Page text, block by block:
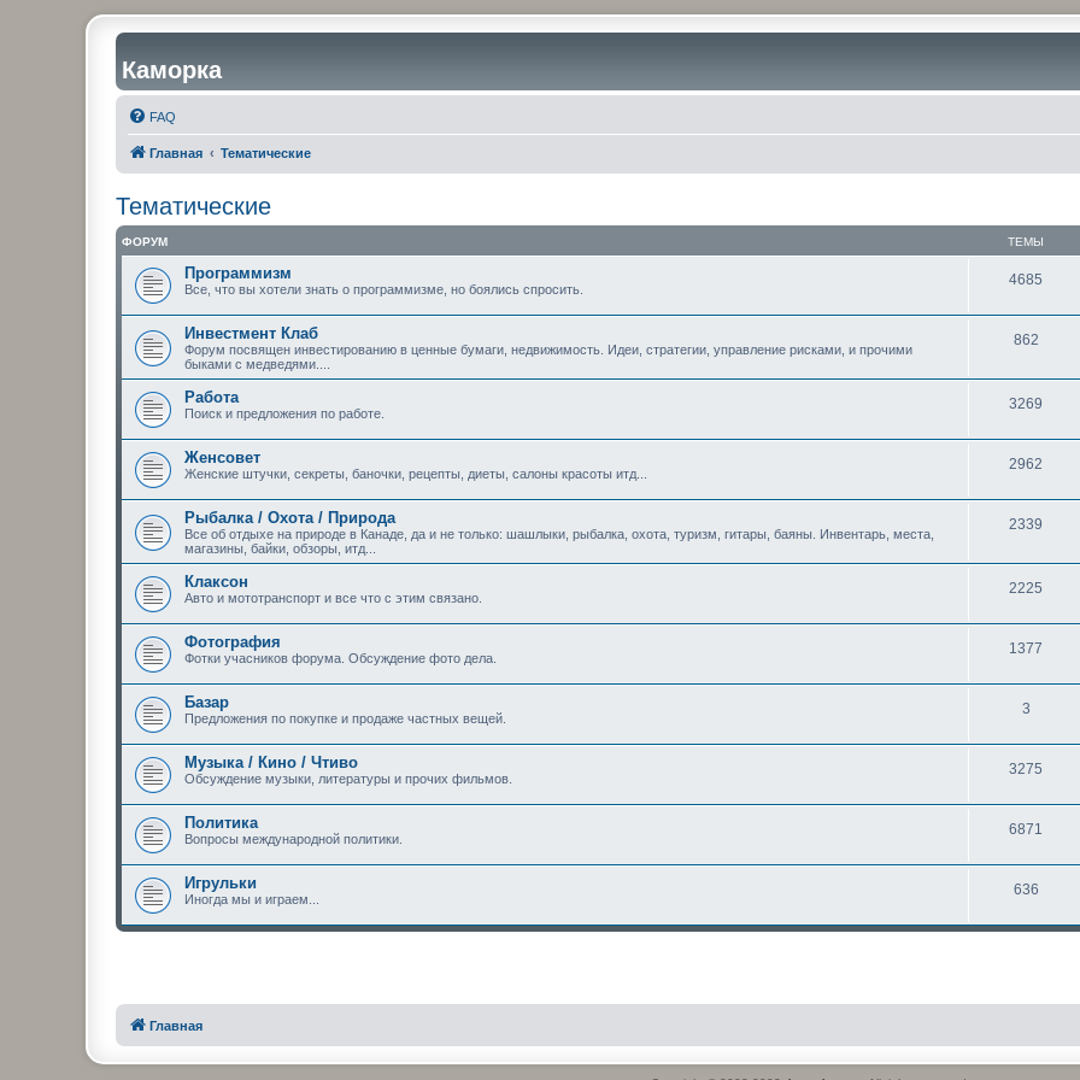
Каморка
FAQ
Главная Тематические
Тематические
ФОРУМ ТЕМЫ
Программизм
Все, что вы хотели знать о программизме, но боялись спросить.
4685
Инвестмент Клаб
Форум посвящен инвестированию в ценные бумаги, недвижимость. Идеи, стратегии, управление рисками, и прочими
быками с медведями....
862
Работа
Поиск и предложения по работе.
3269
Женсовет
Женские штучки, секреты, баночки, рецепты, диеты, салоны красоты итд...
2962
Рыбалка / Охота / Природа
Все об отдыхе на природе в Канаде, да и не только: шашлыки, рыбалка, охота, туризм, гитары, баяны. Инвентарь, места,
магазины, байки, обзоры, итд...
2339
Клаксон
Авто и мототранспорт и все что с этим связано.
2225
Фотография
Фотки учасников форума. Обсуждение фото дела.
1377
Базар
Предложения по покупке и продаже частных вещей.
3
Музыка / Кино / Чтиво
Обсуждение музыки, литературы и прочих фильмов.
3275
Политика
Вопросы международной политики.
6871
Игрульки
Иногда мы и играем...
636
Главная